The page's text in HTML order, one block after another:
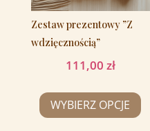
Zestaw prezentowy ”Z
wdzięcznością”
111,00 zł
WYBIERZ OPCJE